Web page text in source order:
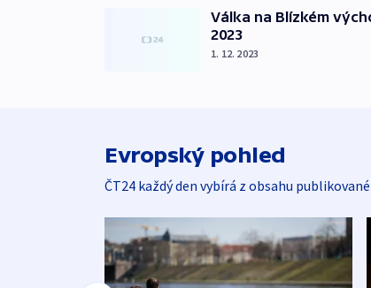
Válka na Blízkém
2023
1. 12. 2023
Evropský pohled
ČT24 každý den vybírá z obsahu